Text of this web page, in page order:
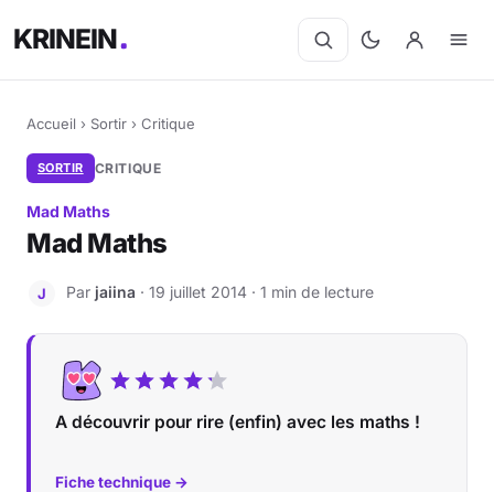
KRINEIN
Accueil › Sortir › Critique
SORTIR CRITIQUE
Mad Maths
Mad Maths
J Par jaiina · 19 juillet 2014 · 1 min de lecture
A découvrir pour rire (enfin) avec les maths !
Fiche technique →